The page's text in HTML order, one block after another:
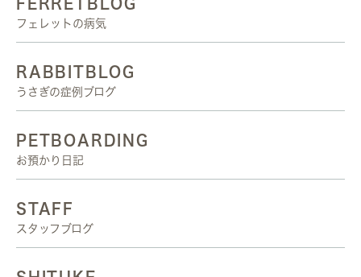
FERRETBLOG
フェレットの病気
RABBITBLOG
うさぎの症例ブログ
PETBOARDING
お預かり日記
STAFF
スタッフブログ